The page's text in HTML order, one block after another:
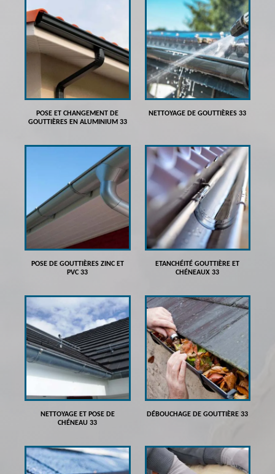
POSE ET CHANGEMENT DE
GOUTTIÈRES EN ALUMINIUM 33
NETTOYAGE DE GOUTTIÈRES 33
POSE DE GOUTTIÈRES ZINC ET
PVC 33
ETANCHÉITÉ GOUTTIÈRE ET
CHÉNEAUX 33
NETTOYAGE ET POSE DE
CHÉNEAU 33
DÉBOUCHAGE DE GOUTTIÈRE 33